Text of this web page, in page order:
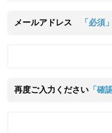
メールアドレス 「必須
再度ご入力ください「確